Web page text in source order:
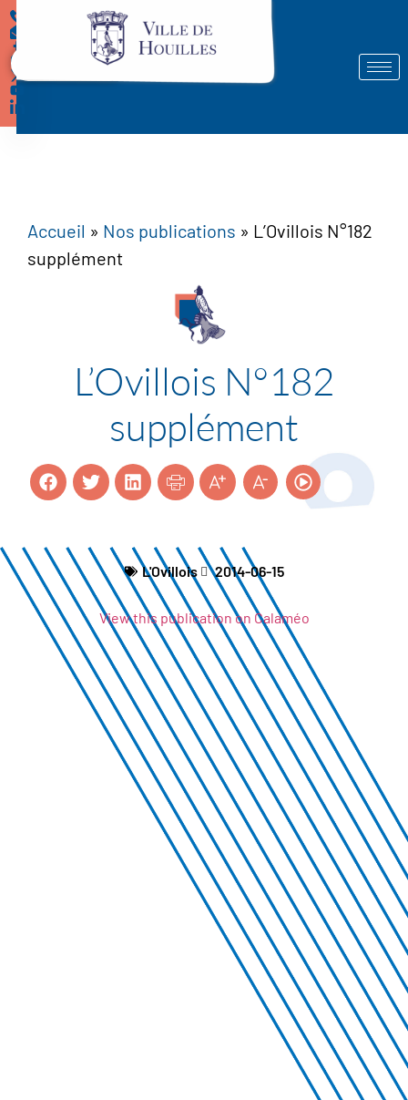
Démarches
Accueil » Nos publications » L’Ovillois N°182
supplément
L’Ovillois N°182
supplément
L'Ovillois 2014-06-15
View this publication on Calaméo